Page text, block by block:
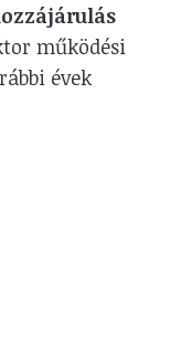
működési
évek